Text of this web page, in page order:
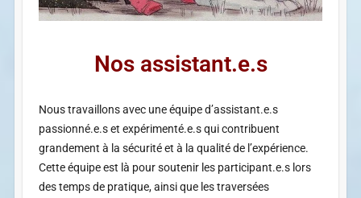
Nos assistant.e.s​
Nous travaillons avec une équipe d’assistant.e.s
passionné.e.s et expérimenté.e.s qui contribuent
grandement à la sécurité et à la qualité de l’expérience.
Cette équipe est là pour soutenir les participant.e.s lors
des temps de pratique, ainsi que les traversées